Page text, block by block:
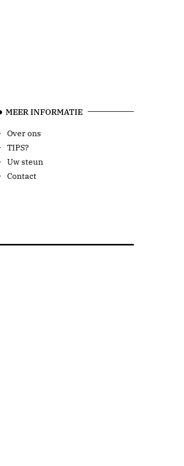
MEER INFORMATIE
Over ons
TIPS?
Uw steun
Contact